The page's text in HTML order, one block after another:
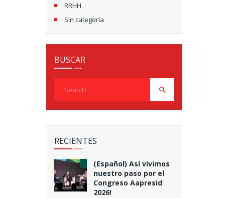
RRHH
Sin categoría
BUSCAR
RECIENTES
(Español) Así vivimos
nuestro paso por el
Congreso Aapresid
2026!